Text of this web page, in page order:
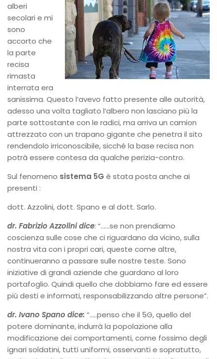
alberi
secolari e mi
sono
accorto che
la parte
recisa
rimasta
interrata era
sanissima. Questo l’avevo fatto presente alle autorità,
adesso una volta tagliato l’albero non lasciano più la
parte sottostante con le radici, ma arriva un camion
attrezzato con un trapano gigante che penetra il sito
rendendolo irriconoscibile, sicché la base recisa non
potrà essere contesa da qualche perizia-contro.
Sul fenomeno sistema 5G è stata posta anche ai
presenti :
dott. Azzolini, dott. Spano e al dott. Sarlo.
dr. Fabrizio Azzolini dice: “……se non prendiamo
coscienza sulle cose che ci riguardano da vicino, sulla
nostra vita con i propri cari, queste come altre,
continueranno a passare sulle nostre teste. Sono
iniziative di grandi aziende che guardano al loro
portafoglio. Quindi quello che dobbiamo fare ed essere
più desti e informati, responsabilizzando altre persone”.
dr. Ivano Spano dice: “…..penso che il 5G, quello del
potere dominante, indurrà la popolazione alla
modificazione dei comportamenti, come fossimo degli
ignari soldatini, tutti uniformi, osservanti e sopratutto,